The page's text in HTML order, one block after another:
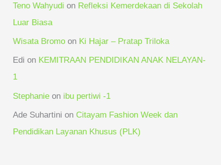
Teno Wahyudi on Refleksi Kemerdekaan di Sekolah
Luar Biasa
Wisata Bromo on Ki Hajar – Pratap Triloka
Edi on KEMITRAAN PENDIDIKAN ANAK NELAYAN-
1
Stephanie on ibu pertiwi -1
Ade Suhartini on Citayam Fashion Week dan
Pendidikan Layanan Khusus (PLK)